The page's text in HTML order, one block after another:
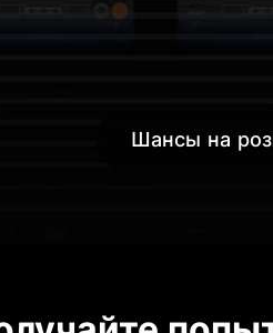
Wealth
Шансы на